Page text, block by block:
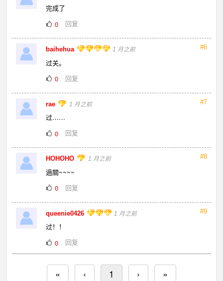
完成了
0
回复
#6
baihehua 1 月之前
过关。
0
回复
#7
rae 1 月之前
过……
0
回复
#8
HOHOHO 1 月之前
過關~~~~
0
回复
#9
queenie0426 1 月之前
过！！
0
回复
« ‹ 1 › »